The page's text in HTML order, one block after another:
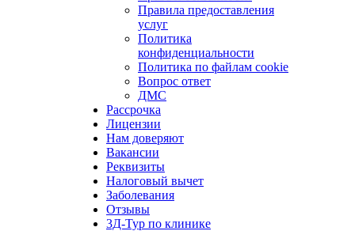
Правила предоставления
услуг
Политика
конфиденциальности
Политика по файлам cookie
Вопрос ответ
ДМС
Рассрочка
Лицензии
Нам доверяют
Вакансии
Реквизиты
Налоговый вычет
Заболевания
Отзывы
3Д-Тур по клинике